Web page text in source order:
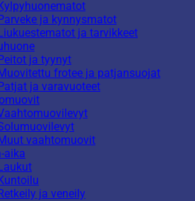
ja kynnysmatot
ja tarvikkeet
ja tyynyt
frotee ja patjansuojat
ja varavuoteet
vaahtomuovit
aika
ja veneily